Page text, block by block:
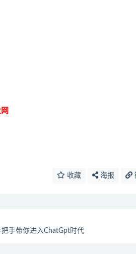
收藏 海报
手带你进入ChatGpt时代